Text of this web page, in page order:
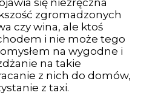
się niezręczna
zgromadzonych
czy wina, ale ktoś
i nie może tego
na wygodne i
na takie
z nich do domów,
z taxi.